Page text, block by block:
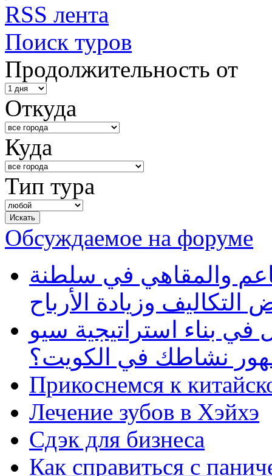
RSS лента
Поиск туров
Продолжительность от
Откуда
Куда
Тип тура
Обсуждаемое на форуме
والمقاهي في سلطنة
وزيادة الأرباح
بناء استراتيجية سيو
نشاطك في الكويت؟
Прикоснемся к
Лечение зубов в Хэйхэ
Сдэк для бизнеса
Как справиться с